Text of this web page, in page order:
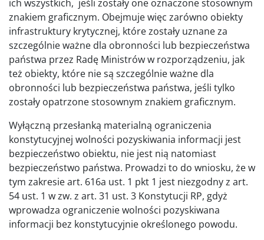
ich wszystkich, jeśli zostały one oznaczone stosownym
znakiem graficznym. Obejmuje więc zarówno obiekty
infrastruktury krytycznej, które zostały uznane za
szczególnie ważne dla obronności lub bezpieczeństwa
państwa przez Radę Ministrów w rozporządzeniu, jak
też obiekty, które nie są szczególnie ważne dla
obronności lub bezpieczeństwa państwa, jeśli tylko
zostały opatrzone stosownym znakiem graficznym.
Wyłączną przesłanką materialną ograniczenia
konstytucyjnej wolności pozyskiwania informacji jest
bezpieczeństwo obiektu, nie jest nią natomiast
bezpieczeństwo państwa. Prowadzi to do wniosku, że w
tym zakresie art. 616a ust. 1 pkt 1 jest niezgodny z art.
54 ust. 1 w zw. z art. 31 ust. 3 Konstytucji RP, gdyż
wprowadza ograniczenie wolności pozyskiwana
informacji bez konstytucyjnie określonego powodu.